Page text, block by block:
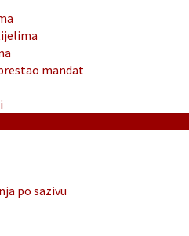
mandat
po sazivu